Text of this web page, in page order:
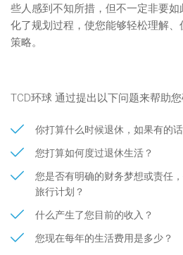
些人感到不知所措，但不一定非要
化了规划过程，使您能够轻松理解
策略。
TCD环球 通过提出以下问题来帮助
你打算什么时候退休，如果有的话
您打算如何度过退休生活？
您是否有明确的财务梦想或责任
旅行计划？
什么产生了您目前的收入？
您现在每年的生活费用是多少？